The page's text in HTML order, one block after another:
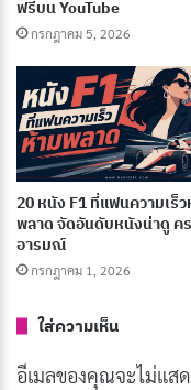
[รีวิ
กร
หนังเรื่องนี้ไม่ได้เล่าเ
สะท้อนถึงการเติบโต
ของเพื่อนและครอบครั
ของชีวิต ทำให้ผู้ชมรู้
ชื่อเรื่องในภาษา
ฟรีบน YouTube
กรกฎาคม 5, 2026
20 หนัง F1 ที่แฟนความเร็ว
พลาด จัดอันดับหนังน่าดู ค
อารมณ์
กรกฎาคม 1, 2026
ใส่ความเห็น
อีเมลของคุณจะไม่แส